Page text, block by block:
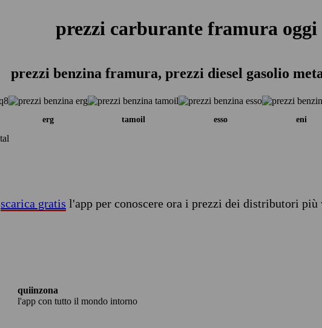
prezzi carburante framura oggi
prezzi benzina framura, prezzi diesel gasolio
erg tamoil esso eni
scarica gratis l'app per conoscere ora i prezzi dei distributori più
quiinzona
l'app con tutto il mondo intorno